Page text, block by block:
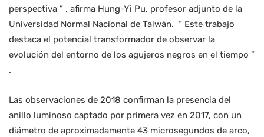
perspectiva ” , afirma Hung-Yi Pu, profesor adjunto de la
Universidad Normal Nacional de Taiwán. “ Este trabajo
destaca el potencial transformador de observar la
evolución del entorno de los agujeros negros en el tiempo ”
.
Las observaciones de 2018 confirman la presencia del
anillo luminoso captado por primera vez en 2017, con un
diámetro de aproximadamente 43 microsegundos de arco,